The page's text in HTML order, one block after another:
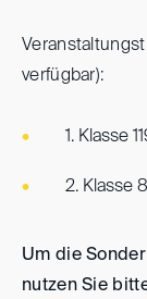
verfügbar):
1. Klasse
2. Klasse
Um die
nutzen Sie